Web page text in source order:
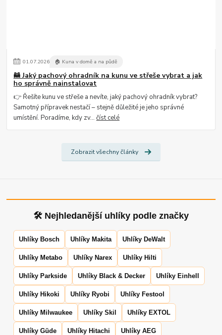
01.07.2026 🏠 Kuna v domě a na půdě
🦝 Jaký pachový ohradník na kunu ve střeše vybrat a jak
ho správně nainstalovat
👉 Řešíte kunu ve střeše a nevíte, jaký pachový ohradník vybrat?
Samotný přípravek nestačí – stejně důležité je jeho správné
umístění. Poradíme, kdy zv...číst celé
Zobrazit všechny články
🛠 Nejhledanější uhlíky podle značky
Uhlíky Bosch Uhlíky Makita Uhlíky DeWalt
Uhlíky Metabo Uhlíky Narex Uhlíky Hilti
Uhlíky Parkside Uhlíky Black & Decker Uhlíky Einhell
Uhlíky Hikoki Uhlíky Ryobi Uhlíky Festool
Uhlíky Milwaukee Uhlíky Skil Uhlíky EXTOL
Uhlíky Güde Uhlíky Hitachi Uhlíky AEG